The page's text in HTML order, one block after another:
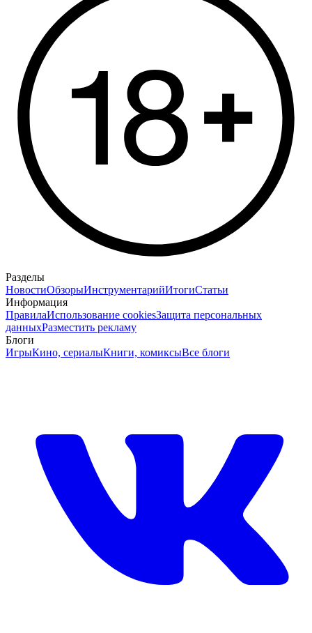
Разделы
НовостиОбзорыИнструментарийИтогиСтатьи
Информация
ПравилаИспользование cookiesЗащита персональных
данныхРазместить рекламу
Блоги
ИгрыКино, сериалыКниги, комиксыВсе блоги